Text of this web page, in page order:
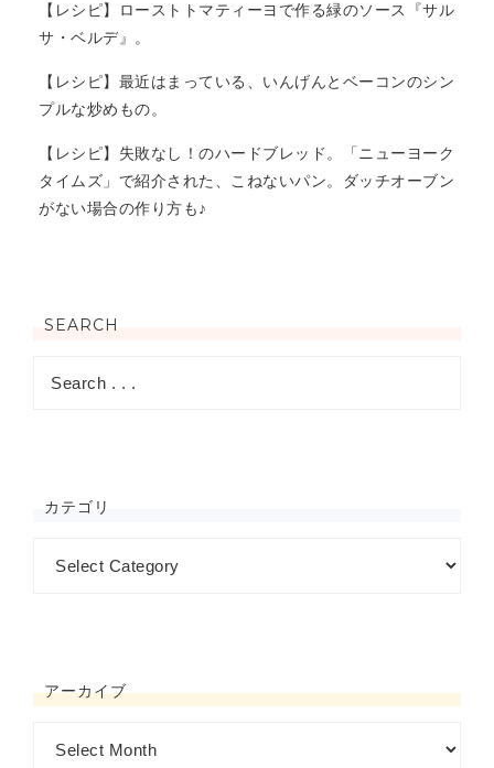
【レシピ】ローストトマティーヨで作る緑のソース『サル
サ・ベルデ』。
【レシピ】最近はまっている、いんげんとベーコンのシン
プルな炒めもの。
【レシピ】失敗なし！のハードブレッド。「ニューヨーク
タイムズ」で紹介された、こねないパン。ダッチオーブン
がない場合の作り方も♪
SEARCH
カテゴリ
アーカイブ